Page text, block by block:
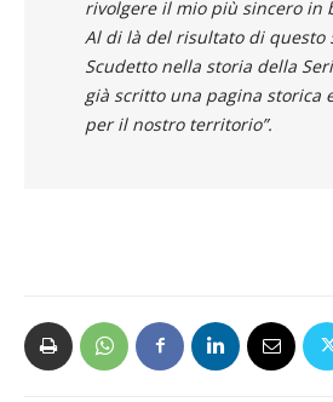
“Ai ragazzi, allo staff e a tutta
rivolgere il mio più sincero in
Al di là del risultato di questo
Scudetto nella storia della
già scritto una pagina storica